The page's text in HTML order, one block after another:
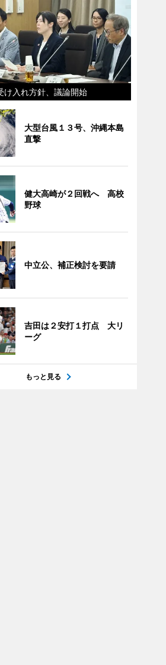
け入れ方針、議論開始
大型台風１３号、沖縄本島
直撃
健大高崎が２回戦へ 高校
野球
中立公、補正検討を要請
吉田は２安打１打点 大リ
ーグ
もっと見る